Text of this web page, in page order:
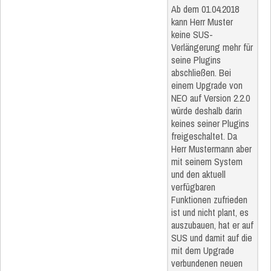
Ab dem 01.04.2018
kann Herr Muster
keine SUS-
Verlängerung mehr für
seine Plugins
abschließen. Bei
einem Upgrade von
NEO auf Version 2.2.0
würde deshalb darin
keines seiner Plugins
freigeschaltet. Da
Herr Mustermann aber
mit seinem System
und den aktuell
verfügbaren
Funktionen zufrieden
ist und nicht plant, es
auszubauen, hat er auf
SUS und damit auf die
mit dem Upgrade
verbundenen neuen